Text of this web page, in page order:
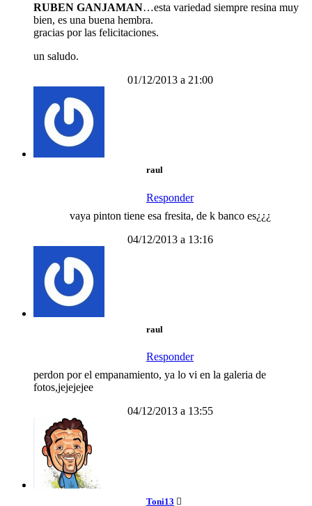
RUBEN GANJAMAN…esta variedad siempre resina muy
bien, es una buena hembra.
gracias por las felicitaciones.
un saludo.
01/12/2013 a 21:00
raul
Responder
vaya pinton tiene esa fresita, de k banco es¿¿¿
04/12/2013 a 13:16
raul
Responder
perdon por el empanamiento, ya lo vi en la galeria de
fotos,jejejejee
04/12/2013 a 13:55
Toni13